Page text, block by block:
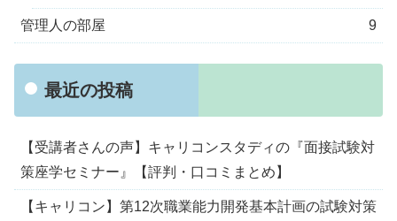
管理人の部屋 9
最近の投稿
【受講者さんの声】キャリコンスタディの『面接試験対
策座学セミナー』【評判・口コミまとめ】
【キャリコン】第12次職業能力開発基本計画の試験対策